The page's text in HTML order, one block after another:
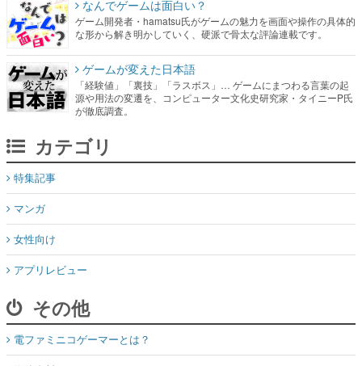
ゲームが変えた日本語
「経験値」「裏技」「ラスボス」… ゲームにまつわる言葉の起
源や用法の変遷を、コンピューター文化史研究家・タイニーP氏
カテゴリ
マンガ
女性向け
アプリレビュー
その他
電ファミニコゲーマーとは？
媒体資料はこちら
XプレゼントCP応募規約